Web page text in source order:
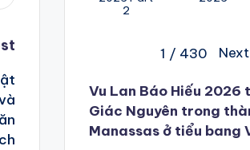
2
1 / 430 Next
Vu Lan Báo Hiếu 2026
Giác Nguyên trong
Manassas ở tiểu bang